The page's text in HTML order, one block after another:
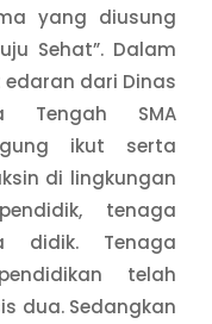
yang diusung
Sehat”. Dalam
dari Dinas
Tengah SMA
ikut serta
di lingkungan
tenaga
didik. Tenaga
telah
dua. Sedangkan